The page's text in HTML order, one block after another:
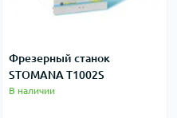
Фрезерный станок
STOMANA T1002S
В наличии